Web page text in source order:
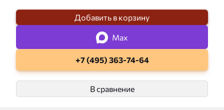
Добавить в корзину
Max
+7 (495) 363-74-64
В сравнение